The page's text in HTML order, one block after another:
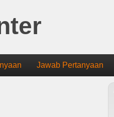
Jawab Pertanyaan